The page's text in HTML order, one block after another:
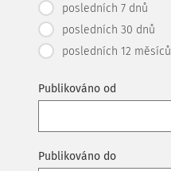
posledních 7 dnů
posledních 30 dnů
posledních 12 měsíců
Publikováno od
Publikováno do